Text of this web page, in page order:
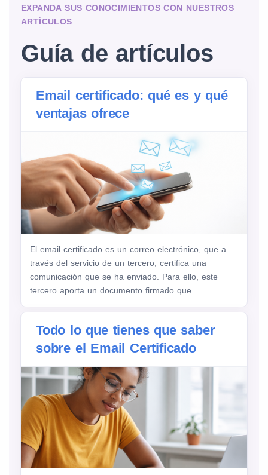
EXPANDA SUS CONOCIMIENTOS CON NUESTROS
ARTÍCULOS
Guía de artículos
Email certificado: qué es y qué
ventajas ofrece
El email certificado es un correo electrónico, que a
través del servicio de un tercero, certifica una
comunicación que se ha enviado. Para ello, este
tercero aporta un documento firmado que...
Todo lo que tienes que saber
sobre el Email Certificado